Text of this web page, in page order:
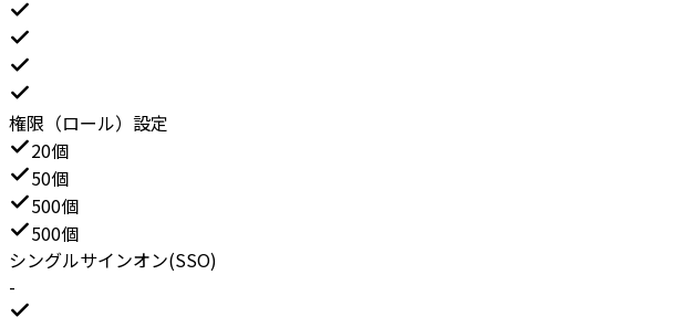
権限（ロール）設定
20個
50個
500個
500個
シングルサインオン(SSO)
-